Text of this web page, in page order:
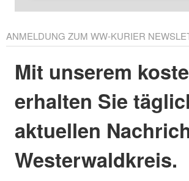
ANMELDUNG ZUM WW-KURIER
Mit unserem
erhalten Sie
aktuellen
Westerwaldkreis.